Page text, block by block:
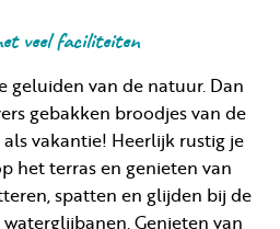
veel faciliteiten
geluiden van de natuur. Dan
gebakken broodjes van de
vakantie! Heerlijk rustig je
het terras en genieten van
spatten en glijden bij de
Genieten van